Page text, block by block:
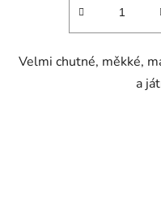
Velmi chutné, měkké,
a